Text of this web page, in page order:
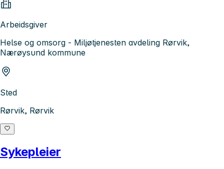
Arbeidsgiver
Helse og omsorg - Miljøtjenesten avdeling Rørvik,
Nærøysund kommune
Sted
Rørvik, Rørvik
Sykepleier